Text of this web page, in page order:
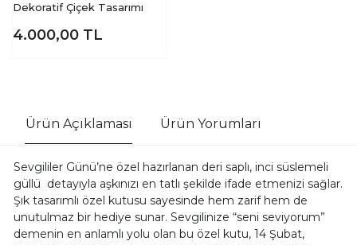
Dekoratif Çiçek Tasarımı
4.000,00 TL
Ürün Açıklaması Ürün Yorumları
Sevgililer Günü’ne özel hazırlanan deri saplı, inci süslemeli
güllü detayıyla aşkınızı en tatlı şekilde ifade etmenizi sağlar.
Şık tasarımlı özel kutusu sayesinde hem zarif hem de
unutulmaz bir hediye sunar. Sevgilinize “seni seviyorum”
demenin en anlamlı yolu olan bu özel kutu, 14 Şubat,